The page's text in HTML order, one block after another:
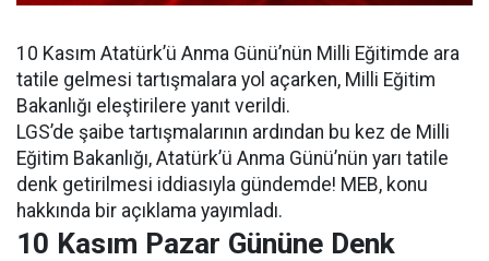
10 Kasım Atatürk’ü Anma Günü’nün Milli Eğitimde ara
tatile gelmesi tartışmalara yol açarken, Milli Eğitim
Bakanlığı eleştirilere yanıt verildi.
LGS’de şaibe tartışmalarının ardından bu kez de Milli
Eğitim Bakanlığı, Atatürk’ü Anma Günü’nün yarı tatile
denk getirilmesi iddiasıyla gündemde! MEB, konu
hakkında bir açıklama yayımladı.
10 Kasım Pazar Gününe Denk